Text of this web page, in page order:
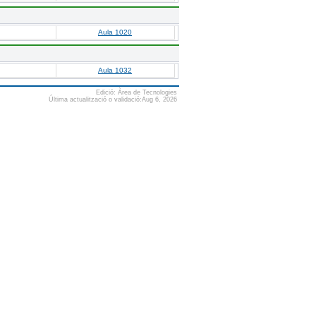
Aula 1020
Aula 1032
Edició: Àrea de Tecnologies
Última actualització o validació:Aug 6, 2026